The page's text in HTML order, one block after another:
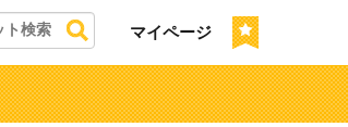
マイページ